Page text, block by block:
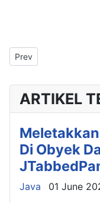
Previous article:
Prev
ARTIKEL
Di Obyek
Details
Java 01 June